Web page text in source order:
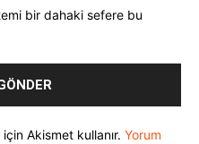
bir dahaki sefere bu
Akismet kullanır. Yorum